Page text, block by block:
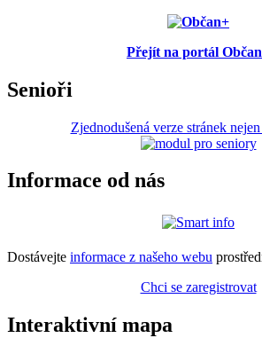
Přejít na portál
Senioři
Zjednodušená verze stránek
Informace od nás
Dostávejte informace z našeho webu
Chci se zaregistrovat
Interaktivní mapa